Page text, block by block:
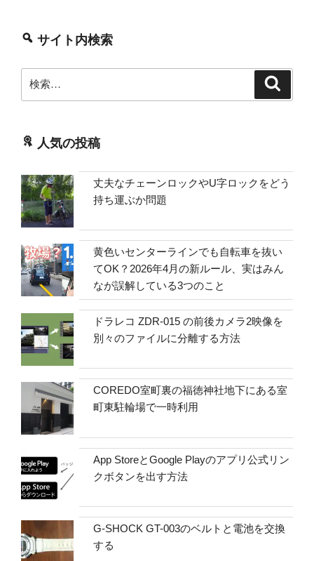
編）”
サイト内検索
索:
人気の投稿
丈夫なチェーンロックやU字ロックをどう
持ち運ぶか問題
黄色いセンターラインでも自転車を抜い
てOK？2026年4月の新ルール、実はみん
なが誤解している3つのこと
ドラレコ ZDR-015 の前後カメラ2映像を
別々のファイルに分離する方法
COREDO室町裏の福徳神社地下にある室
町東駐輪場で一時利用
App StoreとGoogle Playのアプリ公式リン
クボタンを出す方法
G-SHOCK GT-003のベルトと電池を交換
する